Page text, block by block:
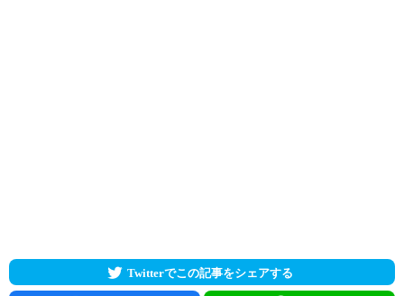
Twitterでこの記事をシェアする